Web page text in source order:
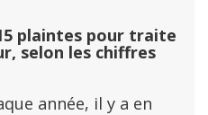
plaintes pour traite
selon les chiffres
année, il y a en